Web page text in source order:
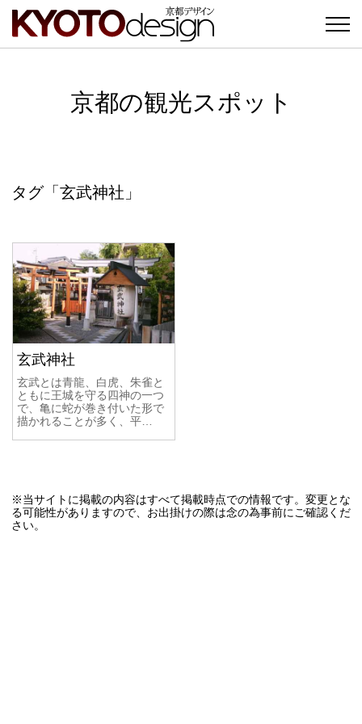
京都の観光スポット
タグ「玄武神社」
玄武神社
玄武とは青龍、白虎、朱雀と
ともに王城を守る四神の一つ
で、亀に蛇が巻き付いた形で
描かれることが多く、平…
※当サイトに掲載の内容はすべて掲載時点での情報です。変更とな
る可能性がありますので、お出掛けの際は念の為事前にご確認くだ
さい。